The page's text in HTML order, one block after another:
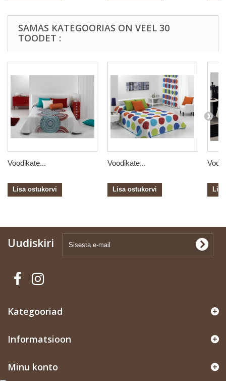
SAMAS KATEGOORIAS ON VEEL 30
TOODET :
Voodikate...
Lisa ostukorvi
Voodikate...
Lisa ostukorvi
Uudiskiri
Kategooriad
Informatsioon
Minu konto